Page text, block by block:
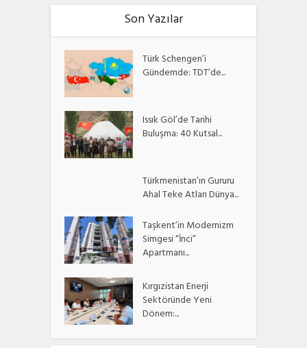
Son Yazılar
Türk Schengen’i
Gündemde: TDT’de...
Issık Göl’de Tarihi
Buluşma: 40 Kutsal...
Türkmenistan’ın Gururu
Ahal Teke Atları Dünya...
Taşkent’in Modernizm
Simgesi “İnci”
Apartmanı...
Kırgızistan Enerji
Sektöründe Yeni
Dönem:...